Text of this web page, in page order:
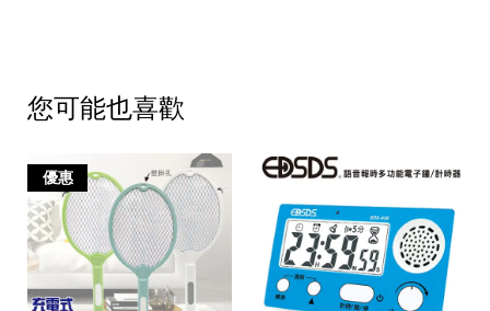
您可能也喜歡
優惠